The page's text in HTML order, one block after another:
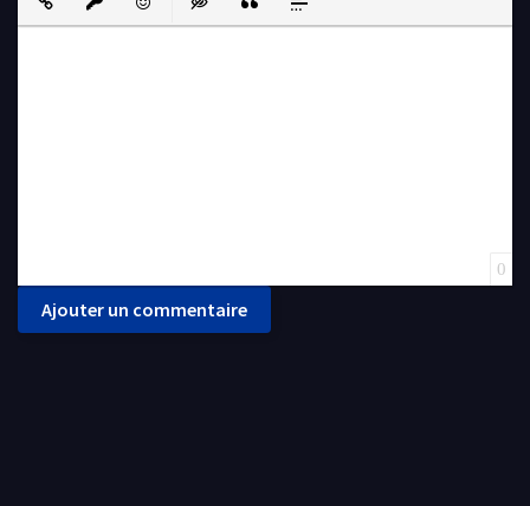
Insert LinkInsert protected link
EmoticonsInsert hidden text
Insert QuoteInsert spoiler
0
Ajouter un commentaire